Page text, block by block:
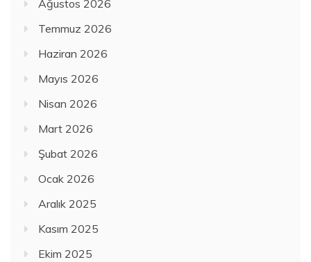
Ağustos 2026
Temmuz 2026
Haziran 2026
Mayıs 2026
Nisan 2026
Mart 2026
Şubat 2026
Ocak 2026
Aralık 2025
Kasım 2025
Ekim 2025